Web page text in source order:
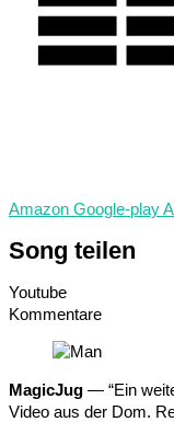
Amazon Google-play
Song teilen
Youtube
Kommentare
MagicJug — “Ein
Video aus der Dom.